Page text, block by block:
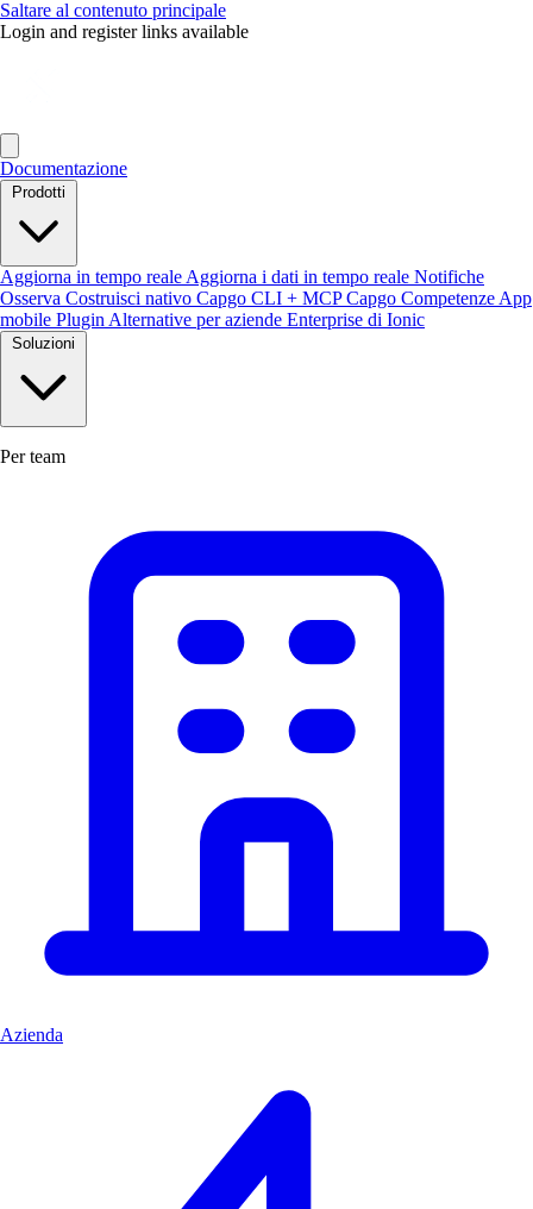
Saltare al contenuto principale
Login and register links available
Documentazione
Prodotti
Aggiorna in tempo reale Aggiorna i dati in tempo reale Notifiche
Osserva Costruisci nativo Capgo CLI + MCPCapgo Competenze App
mobile Plugin Alternative per aziende Enterprise di Ionic
Soluzioni
Per team
Azienda